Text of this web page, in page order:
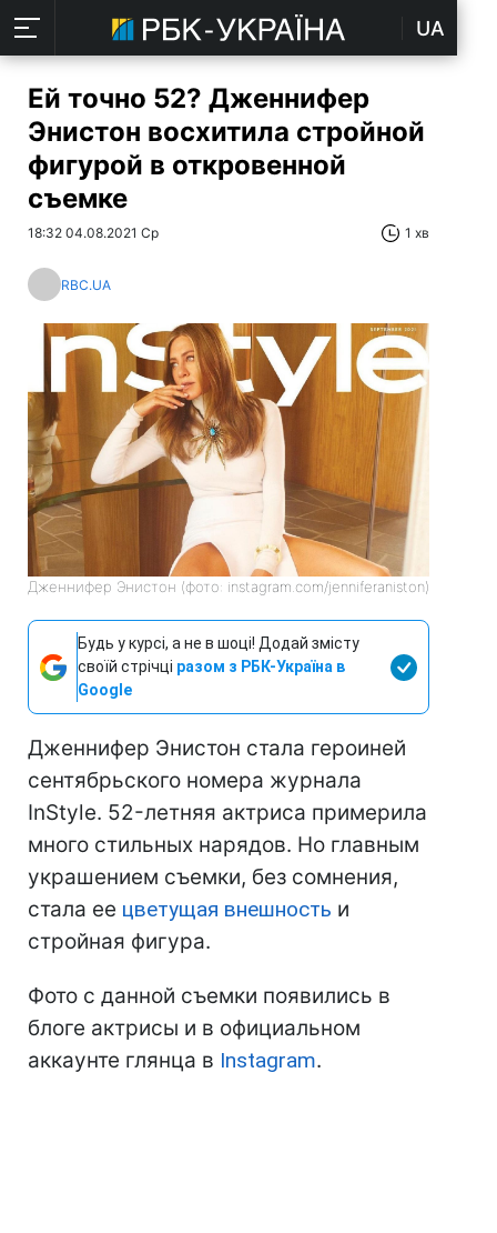
UA
Ей точно 52? Дженнифер
Энистон восхитила стройной
фигурой в откровенной
съемке
18:32 04.08.2021 Ср 1 хв
RBC.UA
Дженнифер Энистон (фото: instagram.com/jenniferaniston)
Будь у курсі, а не в шоці! Додай змісту
своїй стрічці разом з РБК-Україна в
Google
Дженнифер Энистон стала героиней
сентябрьского номера журнала
InStyle. 52-летняя актриса примерила
много стильных нарядов. Но главным
украшением съемки, без сомнения,
стала ее цветущая внешность и
стройная фигура.
Фото с данной съемки появились в
блоге актрисы и в официальном
аккаунте глянца в Instagram.